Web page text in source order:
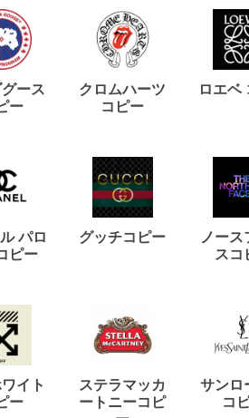
ース
ー
クロムハーツ
コピー
ロエベ
パロ
ピー
グッチコピー
ノース
スコ
イト
ー
ステラマッカ
ートニーコピ
サンロ
コ